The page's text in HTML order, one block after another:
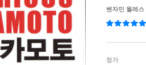
벤자민 월레스
정가